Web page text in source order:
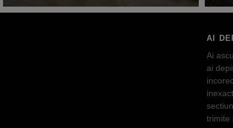
AI
Ai
ai
trimite